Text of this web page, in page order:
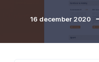
16 december 2020